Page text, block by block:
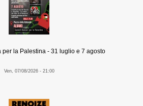
per la Palestina - 31 luglio e 7 agosto
Ven, 07/08/2026 - 21:00